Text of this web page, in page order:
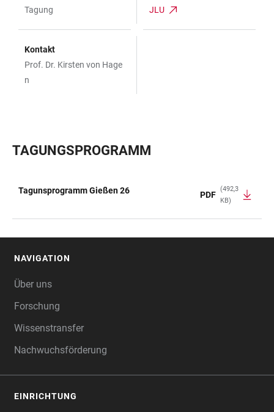
Tagung
JLU
Kontakt
Prof. Dr. Kirsten von Hage
n
TAGUNGSPROGRAMM
Tagunsprogramm Gießen 26 PDF
(492,3
KB)
NAVIGATION
Über uns
Forschung
Wissenstransfer
Nachwuchsförderung
EINRICHTUNG